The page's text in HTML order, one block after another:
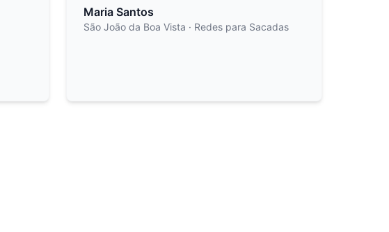
Maria Santos
São João da Boa Vista · Redes para Sacadas